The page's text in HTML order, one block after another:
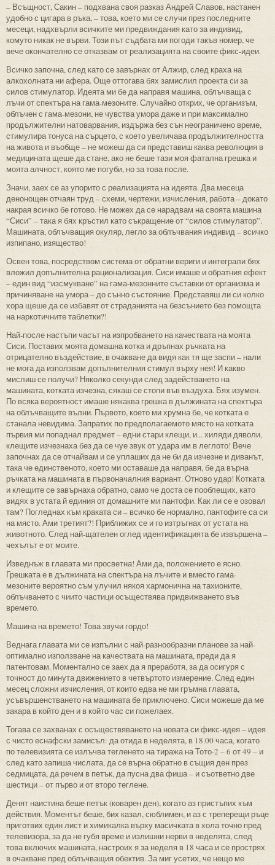
– Всъщност, Сакин – подхвана своя разказ Андрей Славов, настанен
удобно с цигара в ръка, – това, което ми се случи през последните
месеци, надхвърли всичките ми предвиждания като за индивид,
комуто никак не върви. Този път съдбата ми погоди такъв номер, че
вече окончателно се отказвам от реализацията на своите фикс-идеи.
Всичко започна, след като се завърнах от Алжир, след краха на
алкохолната ни афера. Още оттогава бях замислил проекта си за
силов стимулатор. Идеята ми бе да направя машина, облъчваща с
лъчи от спектъра на гама-мезоните. Случайно открих, че организъм,
облъчен с гама-мезони, не чувства умора даже и при максимално
продължителни натоварвания, издържа без сън неограничено време,
стимулира тонуса на сърцето, с което увеличава продължителността
на живота и въобще – не можеш да си представиш каква революция в
медицината щеше да стане, ако не беше тази моя фатална грешка и
моята алчност, която ме погуби, но за това после.
Значи, заех се аз упорито с реализацията на идеята. Два месеца
денонощен отчаян труд – схеми, чертежи, изчисления, работа – докато
накрая всичко бе готово. Не можех да се нарадвам на своята машина
“Сиси” – така я бях кръстил като съкращение от “силов стимулатор”.
Машината, облъчващия окуляр, легло за облъчвания индивид – всичко
изпипано, изящество!
Освен това, посредством система от обратни вериги и интеграли бях
вложил допълнителна рационализация. Сиси имаше и обратния ефект
– един вид “изсмукване” на гама-мезонните съставки от организма и
причиняване на умора – до сънно състояние. Представяш ли си колко
хора щеше да се избавят от страданията на безсънието без помощта
на наркотичните таблетки?!
Най-после настъпи часът на изпробването на качествата на моята
Сиси. Поставих моята домашна котка и дръпнах ръчката на
отрицателно въздействие, в очакване да видя как тя ще заспи – нали
не мога да използвам допълнителния стимул върху нея! И какво
мислиш се получи? Няколко секунди след задействането на
машината, котката изчезна, сякаш се стопи във въздуха. Бях изумен.
По всяка вероятност имаше някаква грешка в дължината на спектъра
на облъчващите вълни. Първото, което ми хрумна бе, че котката е
станала невидима. Запратих по предполагаемото място на котката
първия ми попаднал предмет – едни стари клещи, и... хиляди дяволи,
клещите изчезнаха без да се чуе звук от удара им в леглото! Вече
започнах да се отчайвам и се уплаших да не би да изчезне и диванът,
така че единственото, което ми оставаше да направя, бе да върна
ръчката на машината в първоначалния вариант. Отново удар! Котката
и клещите се завърнаха обратно, само че доста се пооблещих, като
видях в устата й единия от домашните ми пантофи. Как ли се е озовал
там? Погледнах към краката си – всичко бе нормално, пантофите са си
на място. Ами третият?! Приближих се и го изтръгнах от устата на
животното. След най-щателен оглед идентификацията бе извършена –
чехълът е от моите.
Изведнъж в главата ми просветна! Ами да, положението е ясно.
Грешката е в дължината на спектъра на лъчите и вместо гама-
мезоните вероятно съм улучил някоя хармонична на тахионите,
облъчването с чиито частици осъществява придвижването във
времето.
Машина на времето! Това звучи гордо!
Веднага главата ми се изпълни с най-разнообразни планове за най-
оптимално използване на качествата на машината, преди да я
патентовам. Моментално се заех да я преработя, за да осигуря с
точност до минута движението в четвъртото измерение. След един
месец сложни изчисления, от които едва не ми гръмна главата,
усъвършенстването на машината бе приключено. Сиси можеше да ме
закара в който ден и в който час си пожелаех.
Тогава се захванах с осъществяването на новата си фикс-идея – идея
с чисто еснафски замисъл: да отида в неделята, в 18.00 часа, когато
по телевизията се излъчва тегленето на тиража на Тото-2 – 6 от 49 – и
след като запиша числата, да се върна обратно в същия ден през
седмицата, да речем в петък, да пусна два фиша – и съответно две
шестици – от първо и от второ теглене.
Денят наистина беше петък (коварен ден), когато аз пристъпих към
действия. Моментът беше, бих казал, сюблимен, и аз с треперещи ръце
приготвих един лист и химикалка върху масичката в хола точно пред
телевизора, за да не губя време и излишни нерви в неделята, след
това включих машината, настроих я за неделя в 18 часа и се прострях
в очакване пред облъчващия обектив. За миг усетих, че нещо ме